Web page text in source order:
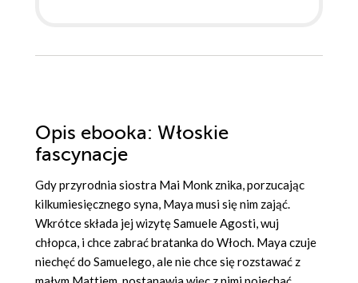
Opis ebooka: Włoskie
fascynacje
Gdy przyrodnia siostra Mai Monk znika, porzucając
kilkumiesięcznego syna, Maya musi się nim zająć.
Wkrótce składa jej wizytę Samuele Agosti, wuj
chłopca, i chce zabrać bratanka do Włoch. Maya czuje
niechęć do Samuelego, ale nie chce się rozstawać z